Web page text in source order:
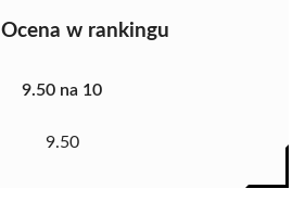
Ocena w rankingu
9.50 na 10
9.50